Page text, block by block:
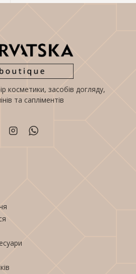
косметики, засобів догляду,
та сапліментів